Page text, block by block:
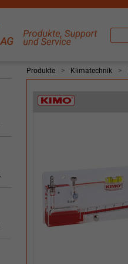
Produkte > Klimatechnik >